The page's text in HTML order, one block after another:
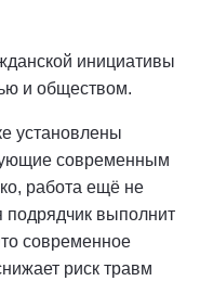
инициативы
и обществом.
установлены
современным
работа ещё не
выполнит
современное
риск травм